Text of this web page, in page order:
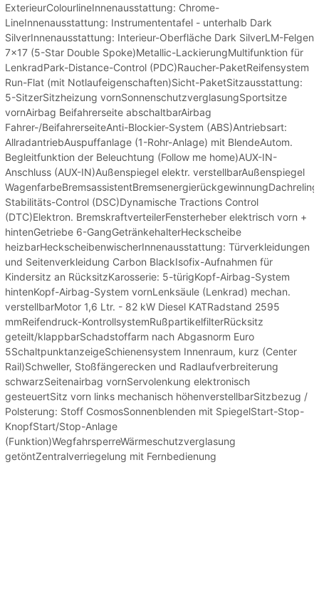
ExterieurColourlineInnenausstattung: Chrome-
LineInnenausstattung: Instrumententafel - unterhalb Dark
SilverInnenausstattung: Interieur-Oberfläche Dark SilverLM-Felgen
7x17 (5-Star Double Spoke)Metallic-LackierungMultifunktion für
LenkradPark-Distance-Control (PDC)Raucher-PaketReifensystem
Run-Flat (mit Notlaufeigenschaften)Sicht-PaketSitzausstattung:
5-SitzerSitzheizung vornSonnenschutzverglasungSportsitze
vornAirbag Beifahrerseite abschaltbarAirbag
Fahrer-/BeifahrerseiteAnti-Blockier-System (ABS)Antriebsart:
AllradantriebAuspuffanlage (1-Rohr-Anlage) mit BlendeAutom.
Begleitfunktion der Beleuchtung (Follow me home)AUX-IN-
Anschluss (AUX-IN)Außenspiegel elektr. verstellbarAußenspiegel
Stabilitäts-Control (DSC)Dynamische Tractions Control
(DTC)Elektron. BremskraftverteilerFensterheber elektrisch vorn +
hintenGetriebe 6-GangGetränkehalterHeckscheibe
heizbarHeckscheibenwischerInnenausstattung: Türverkleidungen
und Seitenverkleidung Carbon BlackIsofix-Aufnahmen für
Kindersitz an RücksitzKarosserie: 5-türigKopf-Airbag-System
hintenKopf-Airbag-System vornLenksäule (Lenkrad) mechan.
verstellbarMotor 1,6 Ltr. - 82 kW Diesel KATRadstand 2595
mmReifendruck-KontrollsystemRußpartikelfilterRücksitz
geteilt/klappbarSchadstoffarm nach Abgasnorm Euro
5SchaltpunktanzeigeSchienensystem Innenraum, kurz (Center
Rail)Schweller, Stoßfängerecken und Radlaufverbreiterung
schwarzSeitenairbag vornServolenkung elektronisch
gesteuertSitz vorn links mechanisch höhenverstellbarSitzbezug /
Polsterung: Stoff CosmosSonnenblenden mit SpiegelStart-Stop-
KnopfStart/Stop-Anlage
(Funktion)WegfahrsperreWärmeschutzverglasung
getöntZentralverriegelung mit Fernbedienung